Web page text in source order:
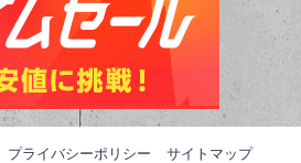
プライバシーポリシー サイトマップ